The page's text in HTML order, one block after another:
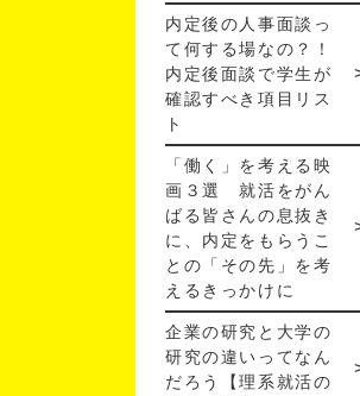
内定後の人事面談っ
て何する場なの？！
内定後面談で学生が
確認すべき項目リス
ト
「働く」を考える映
画３選 就活をがん
ばる皆さんの息抜き
に、内定をもらうこ
との「その先」を考
えるきっかけに
企業の研究と大学の
研究の違いってなん
だろう【理系就活の